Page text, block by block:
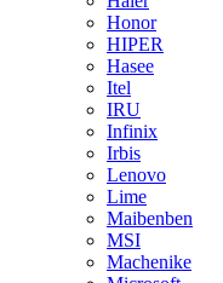
Honor
HIPER
Hasee
Itel
IRU
Infinix
Irbis
Lenovo
Lime
Maibenben
MSI
Machenike